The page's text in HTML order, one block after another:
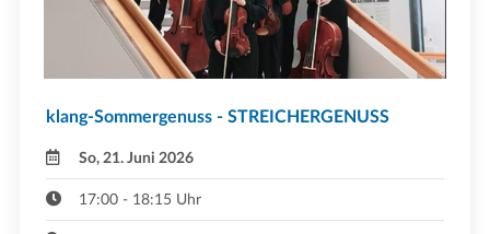
klang-Sommergenuss - STREICHERGENUSS
So, 21. Juni 2026
17:00 - 18:15 Uhr